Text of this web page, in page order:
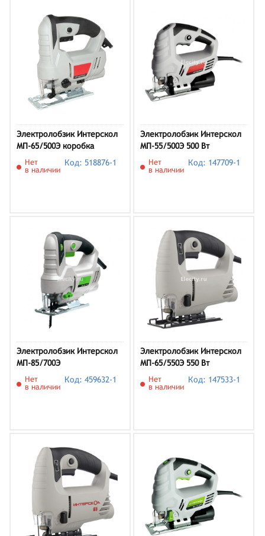
Электролобзик Интерскол
МП-65/500Э коробка
Нет
в наличии
Код: 518876-1
Электролобзик Интерскол
МП-55/500Э 500 Вт
Нет
в наличии
Код: 147709-1
Электролобзик Интерскол
МП-85/700Э
Нет
в наличии
Код: 459632-1
Электролобзик Интерскол
МП-65/550Э 550 Вт
Нет
в наличии
Код: 147533-1